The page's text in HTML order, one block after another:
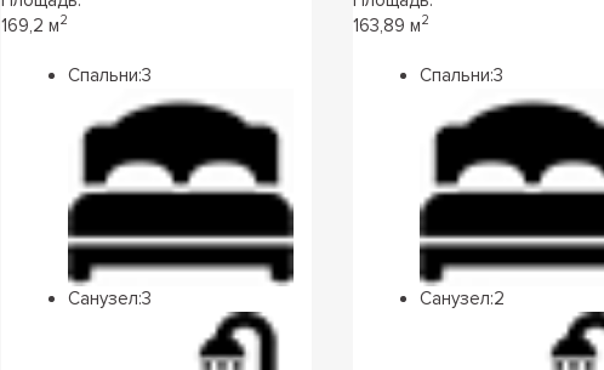
169,2 м2
Спальни:3
Санузел:3
163,89 м2
Спальни:3
Санузел:2